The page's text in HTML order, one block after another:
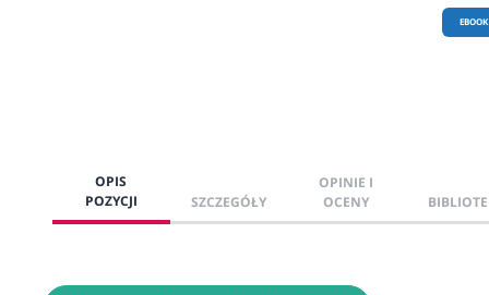
EBOOK
OPIS
POZYCJI
SZCZEGÓŁY
OPINIE I
OCENY